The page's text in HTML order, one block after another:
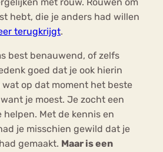
met rouw. Rouwen om
hebt, die je anders had willen
terugkrijgt.
best benauwend, of zelfs
goed dat je ook hierin
op dat moment het beste
je moest. Je zocht een
Met de kennis en
je misschien gewild dat je
gemaakt. Maar is een